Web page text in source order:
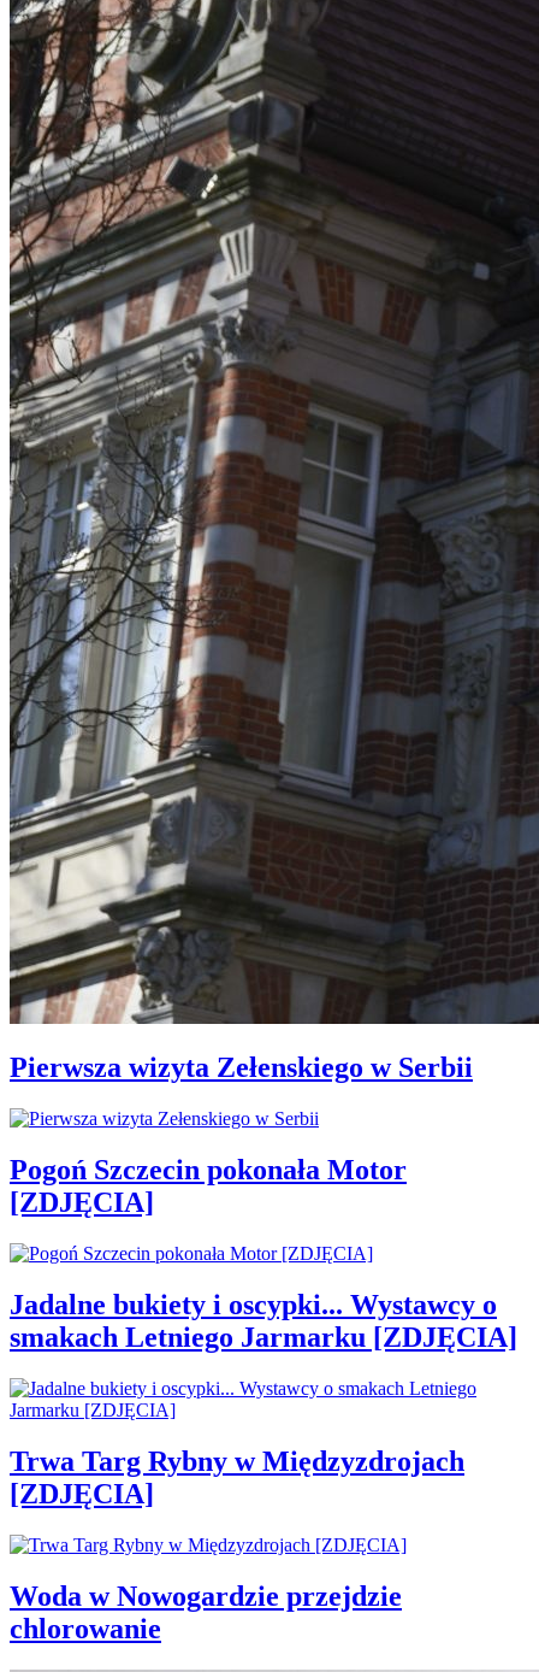
Pierwsza wizyta Zełenskiego w Serbii
Pogoń Szczecin pokonała Motor
[ZDJĘCIA]
Jadalne bukiety i oscypki... Wystawcy o
smakach Letniego Jarmarku [ZDJĘCIA]
Trwa Targ Rybny w Międzyzdrojach
[ZDJĘCIA]
Woda w Nowogardzie przejdzie
chlorowanie